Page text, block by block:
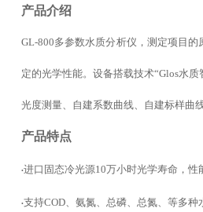
产品介绍
GL-800多参数水质分析仪，测定项目
定的光学性能。设备搭载技术“Glos水质
光度测量、自建系数曲线、 自建标样曲
产品特点
•进口固态冷光源10万小时光学寿命，性
•支持COD、氨氮、总磷、总氮、等多种